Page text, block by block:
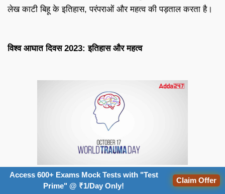
लेख काटी बिहू के इतिहास, परंपराओं और महत्व की पड़ताल करता है।
विश्व आघात दिवस 2023: इतिहास और महत्व
विश्व आघात दिवस (World Trauma Day) प्रतिवर्ष 17 अक्टूबर को
मनाया जाता है। इस दिन को मनाने का मकसद ट्रॉमा के कारण, लक्षण
Access 600+ Exams Mock Tests with "Test
Prime" @ ₹1/Day Only!
Claim Offer